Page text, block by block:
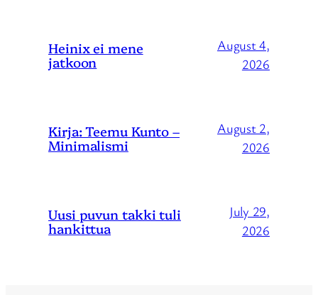
Heinix ei mene
jatkoon
August 4,
2026
Kirja: Teemu Kunto –
Minimalismi
August 2,
2026
Uusi puvun takki tuli
hankittua
July 29,
2026